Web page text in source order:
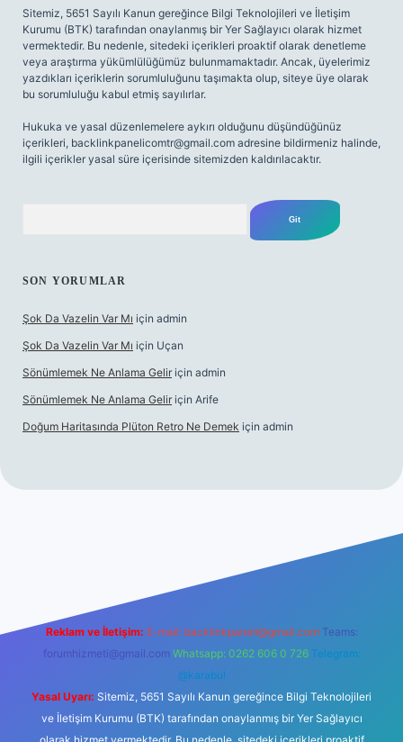
Sitemiz, 5651 Sayılı Kanun gereğince Bilgi Teknolojileri ve İletişim
Kurumu (BTK) tarafından onaylanmış bir Yer Sağlayıcı olarak hizmet
vermektedir. Bu nedenle, sitedeki içerikleri proaktif olarak denetleme
veya araştırma yükümlülüğümüz bulunmamaktadır. Ancak, üyelerimiz
yazdıkları içeriklerin sorumluluğunu taşımakta olup, siteye üye olarak
bu sorumluluğu kabul etmiş sayılırlar.
Hukuka ve yasal düzenlemelere aykırı olduğunu düşündüğünüz
içerikleri, backlinkpanelicomtr@gmail.com adresine bildirmeniz halinde,
ilgili içerikler yasal süre içerisinde sitemizden kaldırılacaktır.
SON YORUMLAR
Şok Da Vazelin Var Mı için admin
Şok Da Vazelin Var Mı için Uçan
Sönümlemek Ne Anlama Gelir için admin
Sönümlemek Ne Anlama Gelir için Arife
Doğum Haritasında Plüton Retro Ne Demek için admin
Reklam ve İletişim: E-mail: backlinkpaneli@gmail.com Teams:
forumhizmeti@gmail.com Whatsapp: 0262 606 0 726 Telegram:
@karabul
Yasal Uyarı: Sitemiz, 5651 Sayılı Kanun gereğince Bilgi Teknolojileri
ve İletişim Kurumu (BTK) tarafından onaylanmış bir Yer Sağlayıcı